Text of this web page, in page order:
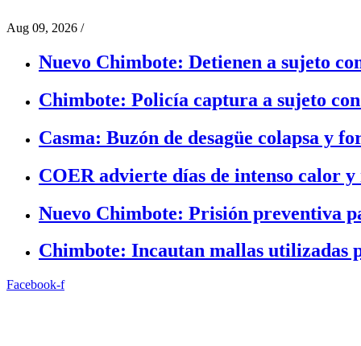
Aug 09, 2026 /
Nuevo Chimbote: Detienen a sujeto
Chimbote: Policía captura a sujeto
Casma: Buzón de desagüe colapsa y
COER advierte días de intenso calor
Nuevo Chimbote: Prisión preventiva
Chimbote: Incautan mallas utilizadas
Facebook-f